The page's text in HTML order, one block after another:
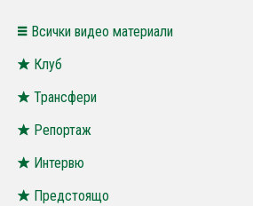
СТАДИОН & БАЗИ
КЛУБ
ЗА ФЕНОВЕ
Всички видео материали
Клуб
Трансфери
Репортаж
Интервю
Предстоящо